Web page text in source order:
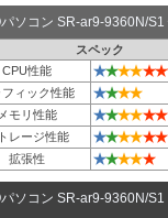
パソコン SR-ar9-9360N/
スペック
CPU性能
★★★★★★
フィック性能 ★★★★
メモリ性能 ★★★★★★
レージ性能 ★★★★★★
拡張性 ★★★★★
パソコン SR-ar9-9360N/S1